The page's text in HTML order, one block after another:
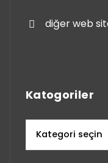
diğer web
Katogoriler
katogoriler